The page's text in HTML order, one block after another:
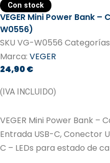
Con stock
VEGER Mini Power Bank
W0556)
SKU VG-W0556 Categorías
Marca: VEGER
24,90€
(IVA INCLUIDO)
VEGER Mini Power Bank –
Entrada USB-C, Conector
C – LEDs para estado de